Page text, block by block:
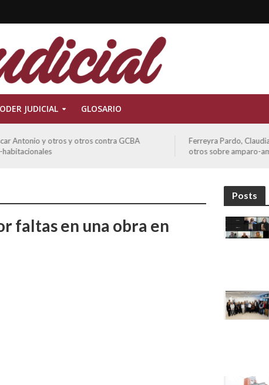
JUDICIAL GLOSARIO
Antonio y otros y otros contra GCBA
Ferreyra Pardo,
otros sobre amparo-
faltas en una obra en
Posts